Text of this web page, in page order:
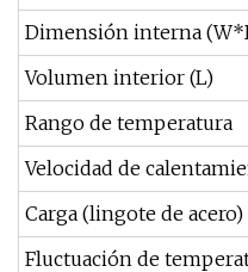
Dimensión interna
Volumen interior (L)
Rango de temperatura
Velocidad de
Carga (lingote de acero)
Fluctuación de